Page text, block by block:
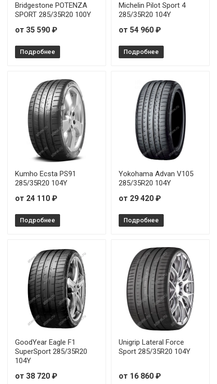
Bridgestone POTENZA
SPORT 285/35R20 100Y
от 35 590 ₽
Подробнее
Michelin Pilot Sport 4
285/35R20 104Y
от 54 960 ₽
Подробнее
Kumho Ecsta PS91
285/35R20 104Y
от 24 110 ₽
Подробнее
Yokohama Advan V105
285/35R20 104Y
от 29 420 ₽
Подробнее
GoodYear Eagle F1
SuperSport 285/35R20
104Y
от 38 720 ₽
Unigrip Lateral Force
Sport 285/35R20 104Y
от 16 860 ₽